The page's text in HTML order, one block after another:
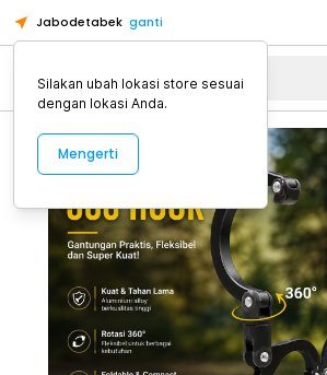
Jabodetabek ganti
Alat Kopi
Silakan ubah lokasi store sesuai
dengan lokasi Anda.
Mengerti